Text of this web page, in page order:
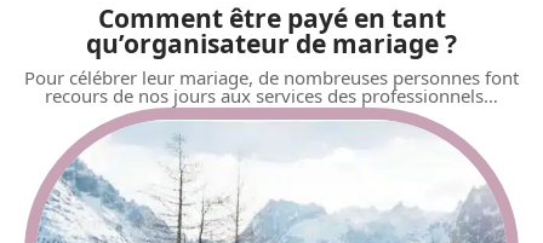
Comment être payé en tant
qu’organisateur de mariage ?
Pour célébrer leur mariage, de nombreuses personnes font
recours de nos jours aux services des professionnels…